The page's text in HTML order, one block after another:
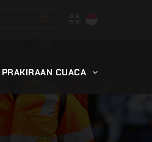
PRAKIRAAN CUACA